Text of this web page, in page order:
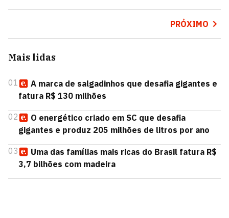
PRÓXIMO
Mais lidas
01
A marca de salgadinhos que desafia gigantes e
fatura R$ 130 milhões
02
O energético criado em SC que desafia
gigantes e produz 205 milhões de litros por ano
03
Uma das famílias mais ricas do Brasil fatura R$
3,7 bilhões com madeira